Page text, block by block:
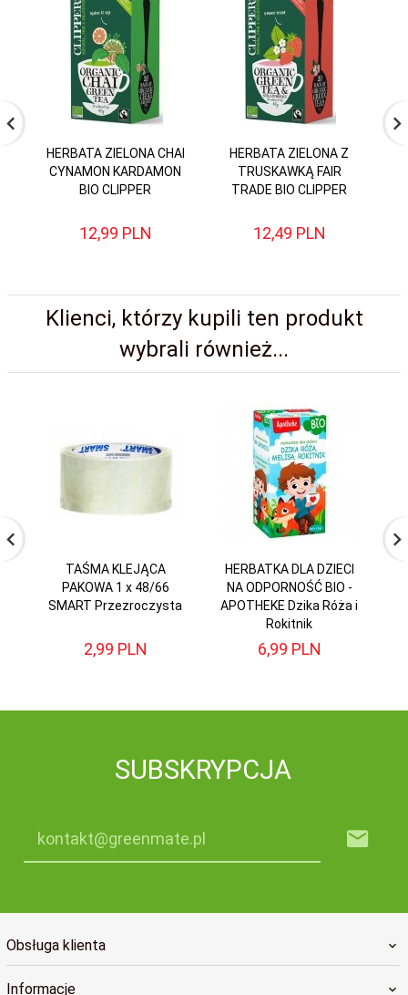
HERBATA ZIELONA CHAI
CYNAMON KARDAMON
BIO CLIPPER
12,99 PLN
HERBATA ZIELONA Z
TRUSKAWKĄ FAIR
TRADE BIO CLIPPER
12,49 PLN
Klienci, którzy kupili ten produkt
wybrali również...
TAŚMA KLEJĄCA
PAKOWA 1 x 48/66
SMART Przezroczysta
2,99 PLN
HERBATKA DLA DZIECI
NA ODPORNOŚĆ BIO -
APOTHEKE Dzika Róża i
Rokitnik
6,99 PLN
SUBSKRYPCJA
kontakt@greenmate.pl
Obsługa klienta
Informacje